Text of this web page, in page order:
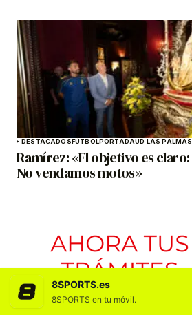
DESTACADOSFÚTBOLPORTADAUD LAS PALMAS
Ramírez: «El objetivo es
No vendamos motos»
8SPORTS.es
8SPORTS en tu móvil.